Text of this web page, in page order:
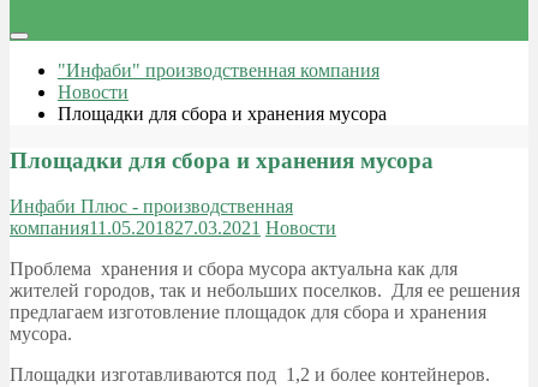
"Инфаби" производственная компания
Новости
Площадки для сбора и хранения мусора
Площадки для сбора и хранения мусора
Инфаби Плюс - производственная
компания11.05.201827.03.2021 Новости
Проблема хранения и сбора мусора актуальна как для
жителей городов, так и небольших поселков. Для ее решения
предлагаем изготовление площадок для сбора и хранения
мусора.
Площадки изготавливаются под 1,2 и более контейнеров.